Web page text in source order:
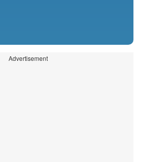
Advertisement